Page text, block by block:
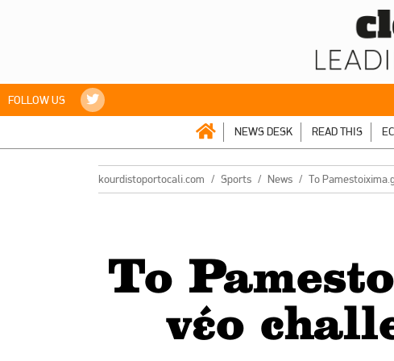
FOLLOW US
NEWS DESK READ THIS
kourdistoportocali.com Sports Νews Το
Το
νέο